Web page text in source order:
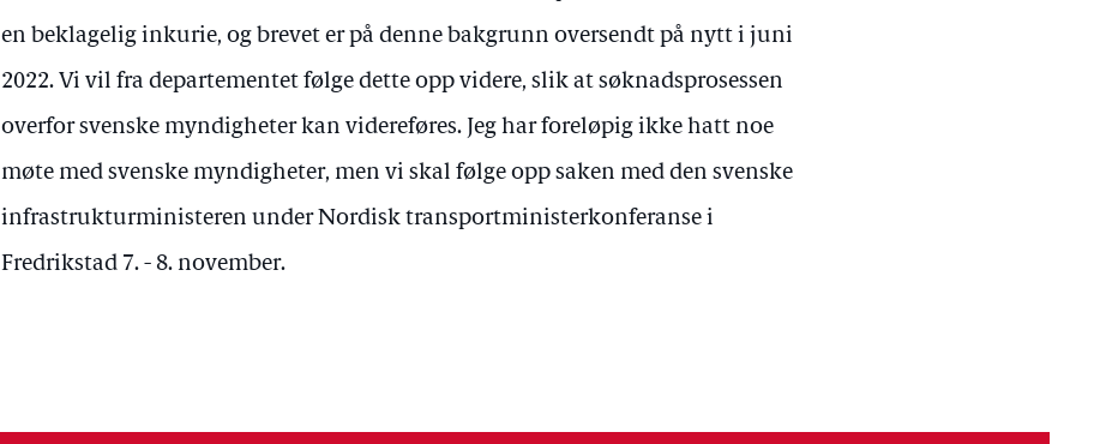
en beklagelig inkurie, og brevet er på denne bakgrunn oversendt på nytt i juni
2022. Vi vil fra departementet følge dette opp videre, slik at søknadsprosessen
overfor svenske myndigheter kan videreføres. Jeg har foreløpig ikke hatt noe
møte med svenske myndigheter, men vi skal følge opp saken med den svenske
infrastrukturministeren under Nordisk transportministerkonferanse i
Fredrikstad 7. - 8. november.